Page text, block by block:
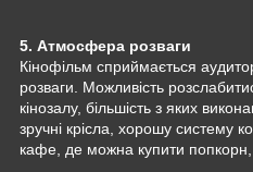
5. Атмосфера розваги
Кінофільм сприймається
розваги. Можливість
кінозалу, більшість з яких
зручні крісла, хорошу систему
кафе, де можна купити попкорн,